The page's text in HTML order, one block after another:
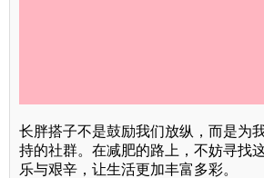
长胖搭子不是鼓励我们放纵，而是为
持的社群。在减肥的路上，不妨寻找
乐与艰辛，让生活更加丰富多彩。